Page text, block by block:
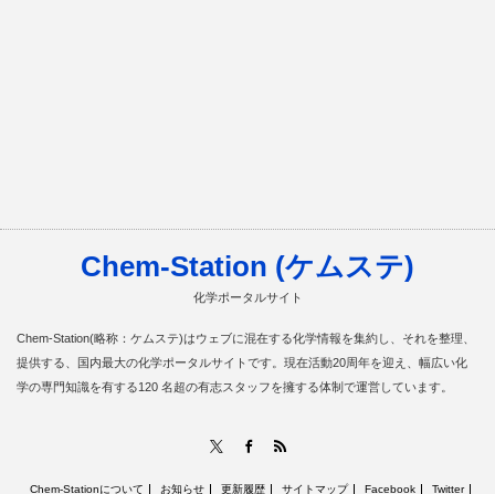
Chem-Station (ケムステ)
化学ポータルサイト
Chem-Station(略称：ケムステ)はウェブに混在する化学情報を集約し、それを整理、
提供する、国内最大の化学ポータルサイトです。現在活動20周年を迎え、幅広い化
学の専門知識を有する120 名超の有志スタッフを擁する体制で運営しています。
Facebook
Chem-Stationについて お知らせ 更新履歴 サイトマップ Facebook Twitter